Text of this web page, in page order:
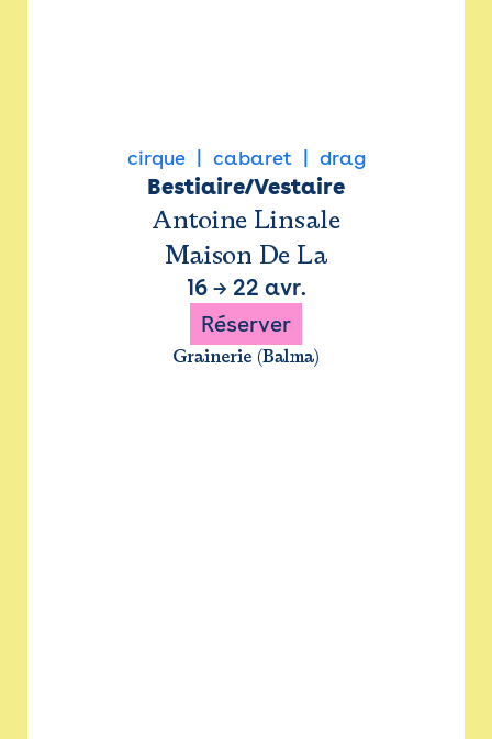
cirque cabaret drag
Bestiaire/Vestaire
Antoine Linsale
Maison De La
16→ 22 avr.
Réserver
Grainerie (Balma)